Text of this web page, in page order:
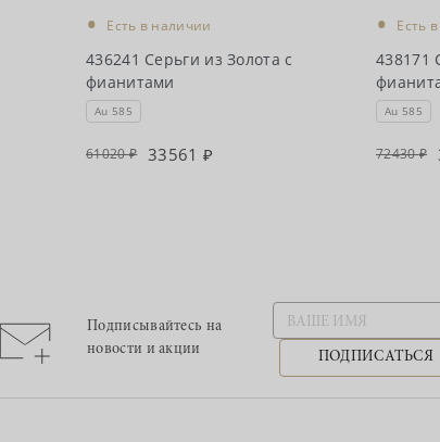
• Есть в наличии
436241 Серьги из Золота с
фианитами
Au 585
61020 33561
• Есть
438171
Au 585
72430
Подписывайтесь на
новости и акции
ПОДПИСАТЬСЯ